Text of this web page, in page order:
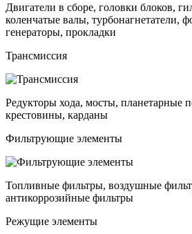
Двигатели в сборе, головки блоков,
коленчатые валы, турбонагнетатели,
генераторы, прокладки
Трансмиссия
Редукторы хода, мосты, планетарные
крестовины, карданы
Фильтрующие элементы
Топливные фильтры, воздушные
антикоррозийные фильтры
Режущие элементы